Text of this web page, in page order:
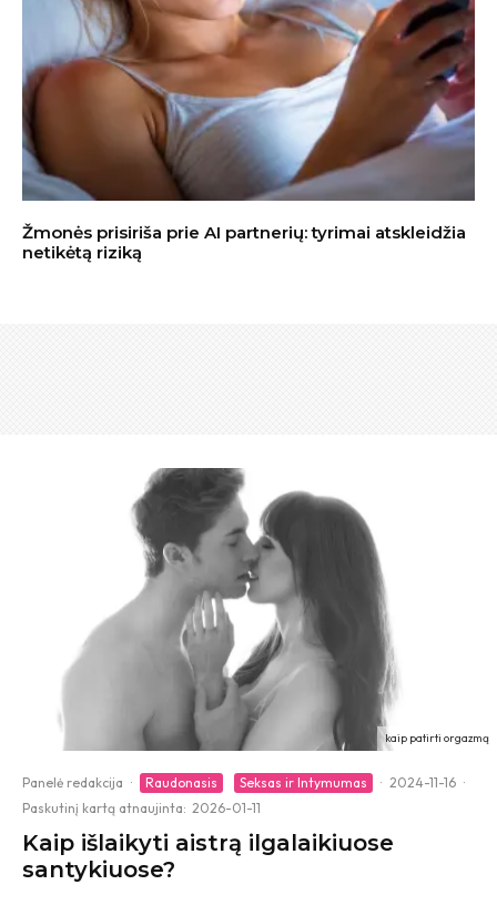
Žmonės prisiriša prie AI partnerių: tyrimai atskleidžia
netikėtą riziką
kaip patirti orgazmą
Panelė redakcija · Raudonasis Seksas ir Intymumas · 2024-11-16 ·
Paskutinį kartą atnaujinta: 2026-01-11
Kaip išlaikyti aistrą ilgalaikiuose
santykiuose?